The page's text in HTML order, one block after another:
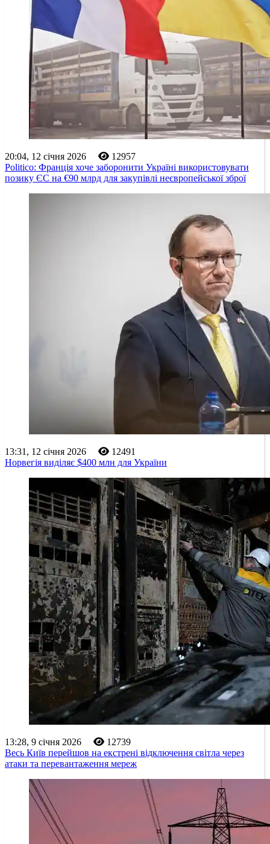
20:04, 12 січня 2026
12957
Politico: Франція хоче заборонити Україні використовувати
позику ЄС на €90 млрд для закупівлі неєвропейської зброї
13:31, 12 січня 2026
12491
Норвегія виділяє $400 млн для України
13:28, 9 січня 2026
12739
Весь Київ перейшов на екстрені відключення світла через
атаки та перевантаження мереж